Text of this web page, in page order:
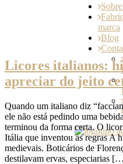
marca
Blog
Licores italianos:
apreciar do jeito
Quando um italiano diz
ele não está pedindo uma
terminou da forma certa. O
Itália que inventou as regras A
medievais. Boticários de
destilavam ervas, especiarias